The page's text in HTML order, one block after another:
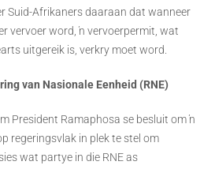
Suid-Afrikaners daaraan dat wanneer
vervoer word, ŉ vervoerpermit, wat
uitgereik is, verkry moet word.
van Nasionale Eenheid (RNE)
President Ramaphosa se besluit om ŉ
regeringsvlak in plek te stel om
wat partye in die RNE as